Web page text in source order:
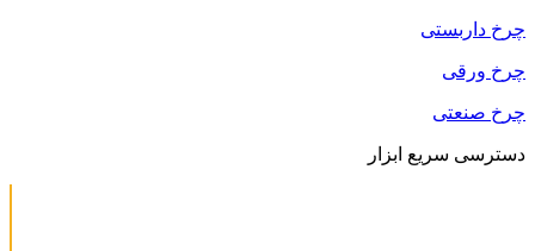
چرخ داربستی
چرخ ورقی
چرخ صنعتی
دسترسی سریع ابزار